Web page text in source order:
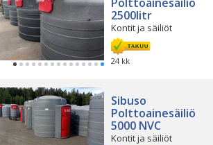
2500litr
Kontit ja säiliöt
24 kk
Sibuso
Polttoainesäiliö
5000 NVC
Kontit ja säiliöt